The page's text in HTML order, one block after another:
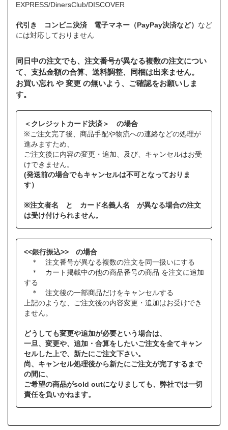
EXPRESS/DinersClub/DISCOVER
代引き コンビニ決済 電子マネー（PayPay決済など） など
には対応しておりません
同日中の注文でも、注文番号が異なる複数の注文につい
て、支払金額の合算、送料調整、同梱は出来ません。
お買い忘れ や 変更 の無いよう、ご確認をお願いしま
す。
＜クレジットカード決済＞ の場合
※ご注文完了後、商品手配や物流への連絡などの処理が
進みますため、
ご注文後に内容の変更・追加、及び、キャンセルはお受
けできません。
(発送前の場合でもキャンセルは不可となっておりま
す）
※注文者名 と カード名義人名 が異なる場合の注文
は受け付けられません。
<<銀行振込>> の場合
＊ 注文番号が異なる複数の注文を同一扱いにする
＊ カート掲載中の他の商品番号の商品 を注文に追加
する
＊ 注文後の一部商品だけをキャンセルする
上記のような、ご注文後の内容変更・追加はお受けでき
ません。
どうしても変更や追加が必要という場合は、
一旦、変更や、追加・合算をしたいご注文を全てキャン
セルした上で、新たにご注文下さい。
尚、キャンセル処理後から新たにご注文が完了するまで
の間に、
ご希望の商品がsold outになりましても、弊社では一切
責任を負いかねます。